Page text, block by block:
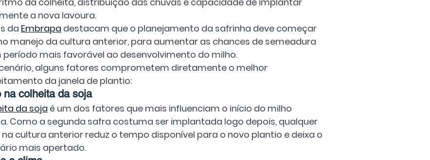
a nova lavoura.
da Embrapa destacam que o planejamento da safrinha deve começar
manejo da cultura anterior, para aumentar as chances de semeadura
período mais favorável ao desenvolvimento do milho.
alguns fatores comprometem diretamente o melhor
da janela de plantio:
na colheita da soja
da soja é um dos fatores que mais influenciam o início do milho
Como a segunda safra costuma ser implantada logo depois, qualquer
cultura anterior reduz o tempo disponível para o novo plantio e deixa o
mais apertado.